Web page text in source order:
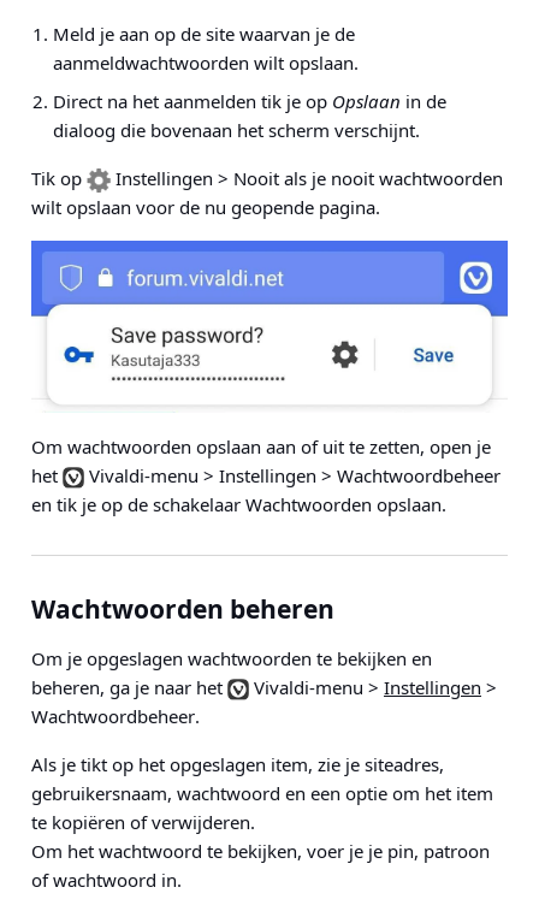
Meld je aan op de site waarvan je de
aanmeldwachtwoorden wilt opslaan.
Direct na het aanmelden tik je op Opslaan in de
dialoog die bovenaan het scherm verschijnt.
Tik op
Instellingen > Nooit als je nooit wachtwoorden
wilt opslaan voor de nu geopende pagina.
Om wachtwoorden opslaan aan of uit te zetten, open je
het
Vivaldi-menu > Instellingen > Wachtwoordbeheer
en tik je op de schakelaar Wachtwoorden opslaan.
Wachtwoorden beheren
Om je opgeslagen wachtwoorden te bekijken en
beheren, ga je naar het
Vivaldi-menu > Instellingen >
Wachtwoordbeheer.
Als je tikt op het opgeslagen item, zie je siteadres,
gebruikersnaam, wachtwoord en een optie om het item
te kopiëren of verwijderen.
Om het wachtwoord te bekijken, voer je je pin, patroon
of wachtwoord in.